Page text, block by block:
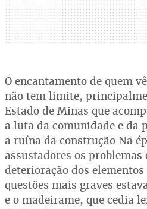
O encantamento de quem
não tem limite,
Estado de Minas que
a luta da comunidade e da
a ruína da construção Na
assustadores os
deterioração dos
questões mais graves
e o madeirame, que cedia